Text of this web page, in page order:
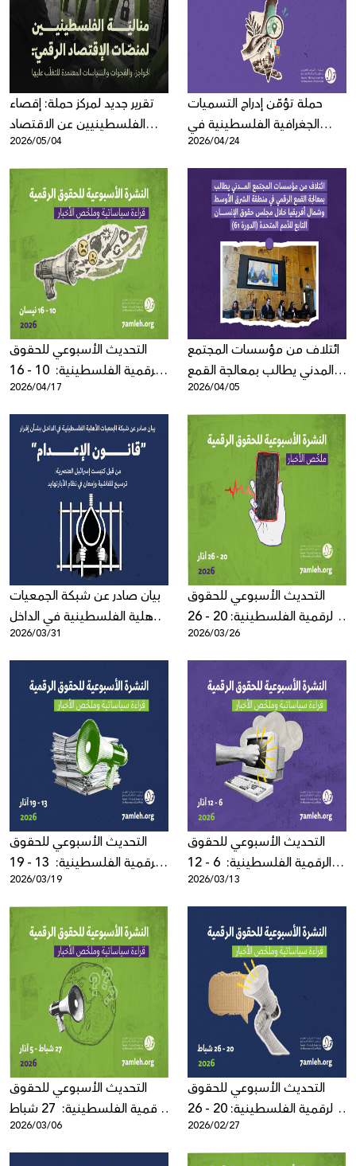
Donate
تقرير جديد لمركز حملة: إقصاء
الفلسطينيين عن الاقتصاد
الرقمي بنيوي وممنهج
2026/05/04
حملة تؤمّن إدراج التسميات
الجغرافية الفلسطينية في
الضفة الغربية على خرائط
منصات مايكروسوفت
2026/04/24
التحديث الأسبوعي للحقوق
الرقمية الفلسطينية: 10 - 16
نيسان 2026
2026/04/17
ائتلاف من مؤسسات المجتمع
المدني يطالب بمعالجة القمع
الرقمي في منطقة الشرق
الأوسط وشمال أفريقيا خلال
مجلس حقوق الإنسان التابع
للأمم المتحدة (الدورة 61)
2026/04/05
بيان صادر عن شبكة الجمعيات
الأهلية الفلسطينية في الداخل
2026/03/31
التحديث الأسبوعي للحقوق
الرقمية الفلسطينية: 20 - 26
آذار 2026
2026/03/26
التحديث الأسبوعي للحقوق
الرقمية الفلسطينية: 13 - 19
آذار 2026
2026/03/19
التحديث الأسبوعي للحقوق
الرقمية الفلسطينية: 6 - 12
آذار 2026
2026/03/13
التحديث الأسبوعي للحقوق
الرقمية الفلسطينية: 27 شباط
2026/03/06
التحديث الأسبوعي للحقوق
الرقمية الفلسطينية: 20 - 26
شباط 2026
2026/02/27